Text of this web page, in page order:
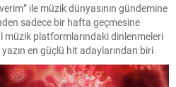
ile müzik dünyasının gündemine
sadece bir hafta geçmesine
müzik platformlarındaki dinlenmeleri
en güçlü hit adaylarından biri
hareketli ritmi ve ilk dinleyişte
çeken...